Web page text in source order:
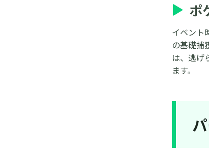
ポ
イベント
の基礎捕
は、逃げ
ます。